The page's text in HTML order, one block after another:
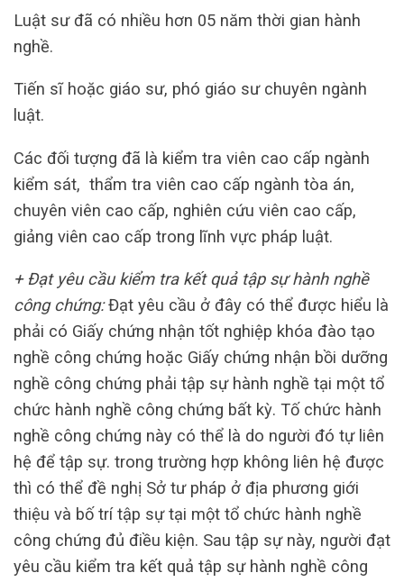
Luật sư đã có nhiều hơn 05 năm thời gian hành
nghề.
Tiến sĩ hoặc giáo sư, phó giáo sư chuyên ngành
luật.
Các đối tượng đã là kiểm tra viên cao cấp ngành
kiểm sát, thẩm tra viên cao cấp ngành tòa án,
chuyên viên cao cấp, nghiên cứu viên cao cấp,
giảng viên cao cấp trong lĩnh vực pháp luật.
+ Đạt yêu cầu kiểm tra kết quả tập sự hành nghề
công chứng:Đạt yêu cầu ở đây có thể được hiểu là
phải có Giấy chứng nhận tốt nghiệp khóa đào tạo
nghề công chứng hoặc Giấy chứng nhận bồi dưỡng
nghề công chứng phải tập sự hành nghề tại một tổ
chức hành nghề công chứng bất kỳ. Tố chức hành
nghề công chứng này có thể là do người đó tự liên
hệ để tập sự. trong trường hợp không liên hệ được
thì có thể đề nghị Sở tư pháp ở địa phương giới
thiệu và bố trí tập sự tại một tổ chức hành nghề
công chứng đủ điều kiện. Sau tập sự này, người đạt
yêu cầu kiểm tra kết quả tập sự hành nghề công